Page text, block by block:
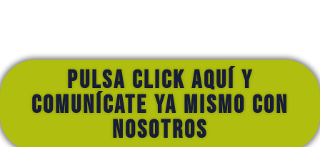
Pulsa click aquí y
comunícate ya mismo con
nosotros